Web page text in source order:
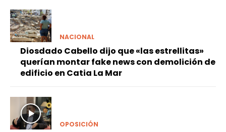
NACIONAL
Diosdado Cabello dijo que «las estrellitas»
querían montar fake news con demolición de
edificio en Catia La Mar
OPOSICIÓN